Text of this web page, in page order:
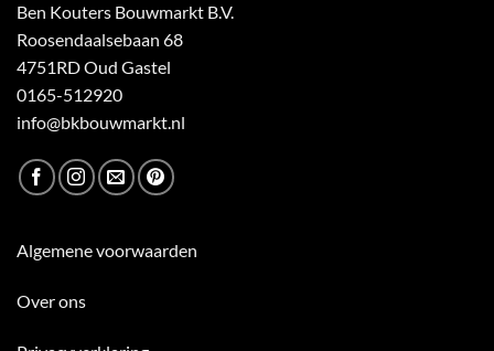
Ben Kouters Bouwmarkt B.V.
Roosendaalsebaan 68
4751RD Oud Gastel
0165-512920
info@bkbouwmarkt.nl
Algemene voorwaarden
Over ons